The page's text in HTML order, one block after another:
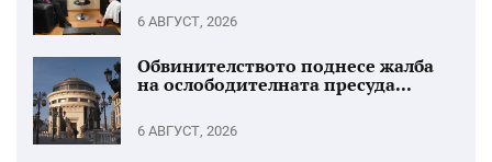
6 АВГУСТ, 2026
Обвинителството поднесе жалба
на ослободителната пресуда...
6 АВГУСТ, 2026